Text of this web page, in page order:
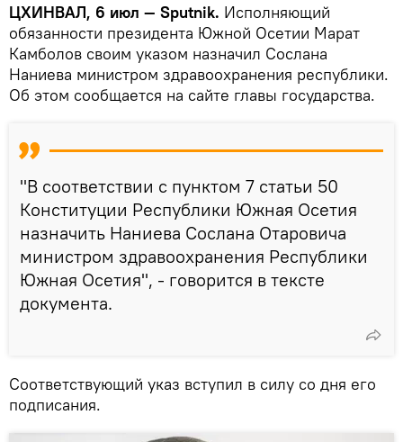
ЦХИНВАЛ, 6 июл — Sputnik. Исполняющий
обязанности президента Южной Осетии Марат
Камболов своим указом назначил Сослана
Наниева министром здравоохранения республики.
Об этом сообщается на сайте главы государства.
"В соответствии с пунктом 7 статьи 50
Конституции Республики Южная Осетия
назначить Наниева Сослана Отаровича
министром здравоохранения Республики
Южная Осетия", - говорится в тексте
документа.
Соответствующий указ вступил в силу со дня его
подписания.